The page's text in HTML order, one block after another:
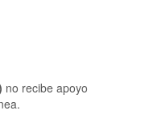
no recibe apoyo